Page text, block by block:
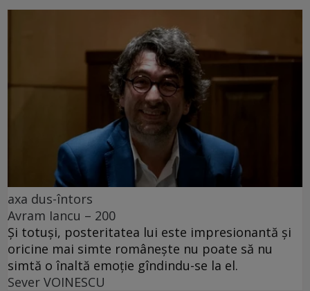
axa dus-întors
Avram Iancu – 200
Și totuși, posteritatea lui este impresionantă și
oricine mai simte românește nu poate să nu
simtă o înaltă emoție gîndindu-se la el.
Sever VOINESCU